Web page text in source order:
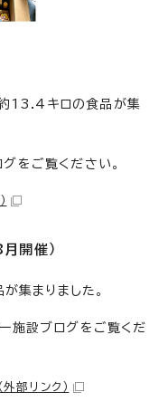
13.4キロの食品が集
をご覧ください。
開催）
集まりました。
施設ブログをご覧くだ
（外部リンク）